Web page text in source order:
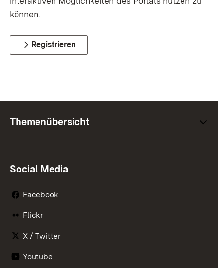
können.
Registrieren
Themenübersicht
Social Media
Facebook
Flickr
X / Twitter
Youtube